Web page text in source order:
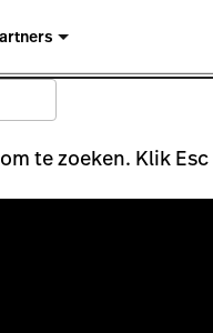
te zoeken. Klik